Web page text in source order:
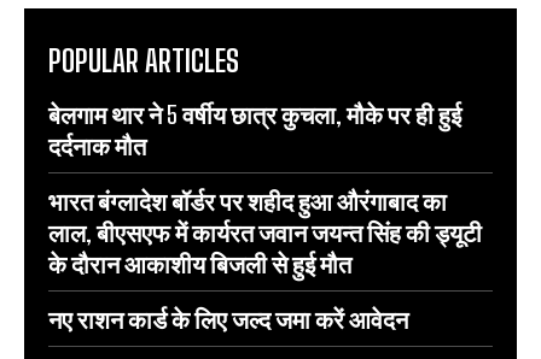
POPULAR ARTICLES
बेलगाम थार ने 5 वर्षीय छात्र कुचला, मौके पर ही हुई
दर्दनाक मौत
भारत बंग्लादेश बॉर्डर पर शहीद हुआ औरंगाबाद का
लाल, बीएसएफ में कार्यरत जवान जयन्त सिंह की ड्यूटी
के दौरान आकाशीय बिजली से हुई मौत
नए राशन कार्ड के लिए जल्द जमा करें आवेदन